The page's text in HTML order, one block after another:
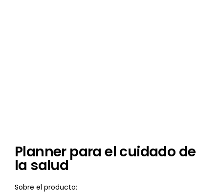
Planner para el cuidado de
la salud
Sobre el producto: